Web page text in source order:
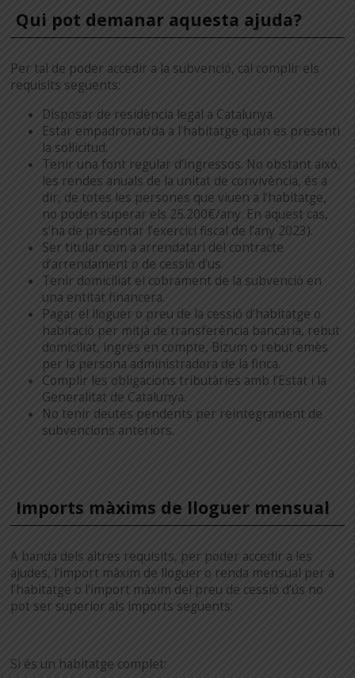
Qui pot demanar aquesta ajuda?
Per tal de poder accedir a la subvenció, cal complir els
requisits següents:
Disposar de residència legal a Catalunya.
Estar empadronat/da a l’habitatge quan es presenti
la sol·licitud.
Tenir una font regular d’ingressos. No obstant això,
les rendes anuals de la unitat de convivència, és a
dir, de totes les persones que viuen a l’habitatge,
no poden superar els 25.200€/any. En aquest cas,
s’ha de presentar l’exercici fiscal de l’any 2023).
Ser titular com a arrendatari del contracte
d’arrendament o de cessió d’us.
Tenir domiciliat el cobrament de la subvenció en
una entitat financera.
Pagar el lloguer o preu de la cessió d’habitatge o
habitació per mitjà de transferència bancària, rebut
domiciliat, ingrés en compte, Bizum o rebut emès
per la persona administradora de la finca.
Complir les obligacions tributàries amb l’Estat i la
Generalitat de Catalunya.
No tenir deutes pendents per reintegrament de
subvencions anteriors.
Imports màxims de lloguer mensual
A banda dels altres requisits, per poder accedir a les
ajudes, l’import màxim de lloguer o renda mensual per a
l’habitatge o l’import màxim del preu de cessió d’ús no
pot ser superior als imports següents:
Si és un habitatge complet: